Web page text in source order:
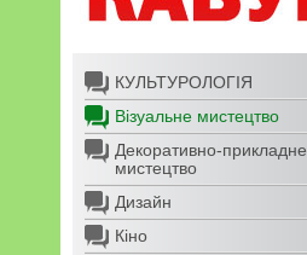
КУЛЬТУРОЛОГІЯ
Візуальне мистецтво
Декоративно-прикладне
мистецтво
Дизайн
Кіно